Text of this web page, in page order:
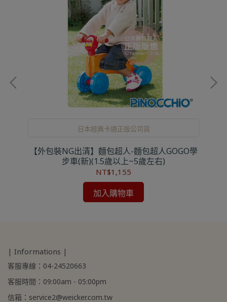
日本經典卡通正版公司貨
【外包裝NG出清】麵包超人-麵包超人GOGO學
步車(新)(1.5歲以上~5歲左右)
NT$1,155
加入購物車
| Informations |
客服專線：04-24520663
客服時間：09:00am - 05:00pm
信箱：service2@weicker.com.tw